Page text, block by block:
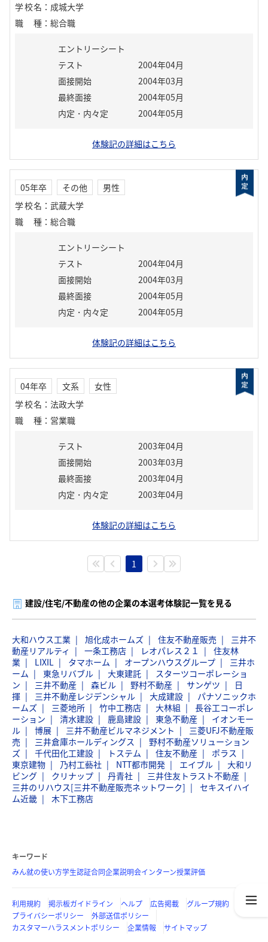
学校名 ： 成城大学
職種 ： 総合職
エントリーシート
テスト
2004年04月
面接開始
2004年03月
最終面接
2004年05月
内定・内々定
2004年05月
体験記の詳細はこちら
05年卒 その他
男性
学校名 ： 武蔵大学
職種 ： 総合職
エントリーシート
テスト
2004年04月
面接開始
2004年03月
最終面接
2004年05月
内定・内々定
2004年05月
体験記の詳細はこちら
04年卒 文系
女性
学校名 ： 法政大学
職種 ： 営業職
テスト
2003年04月
面接開始
2003年03月
最終面接
2003年04月
内定・内々定
2003年04月
体験記の詳細はこちら
1
建設/住宅/不動産の他の企業の本選考体験記一覧を見る
大和ハウス工業 旭化成ホームズ 住友不動産販売
三井不
動産リアルティ
一条工務店 レオパレス２１
住友林
業
LIXIL タマホーム オープンハウスグループ
三井ホ
ーム
東急リバブル 大東建託
スターツコーポレーショ
ン
三井不動産 森ビル 野村不動産 サンゲツ
日
揮
三井不動産レジデンシャル 大成建設
パナソニックホ
ームズ
三菱地所 竹中工務店 大林組
長谷工コーポレ
ーション
清水建設 鹿島建設 東急不動産
イオンモー
ル
博展 三井不動産ビルマネジメント
三菱UFJ不動産販
売
三井倉庫ホールディングス
野村不動産ソリューション
ズ
千代田化工建設 トステム 住友不動産
ポラス
東京建物
乃村工藝社 NTT都市開発 エイブル
大和リ
ビング
クリナップ 丹青社
三井住友トラスト不動産
三井のリハウス[三井不動産販売ネットワーク]
セキスイハイ
ム近畿
木下工務店
キーワード
みん就の使い方学生認証合同企業説明会インターン授業評価
利用規約 掲示板ガイドライン ヘルプ 広告掲載
グループ規約
プライバシーポリシー
外部送信ポリシー
カスタマーハラスメントポリシー
企業情報 サイトマップ